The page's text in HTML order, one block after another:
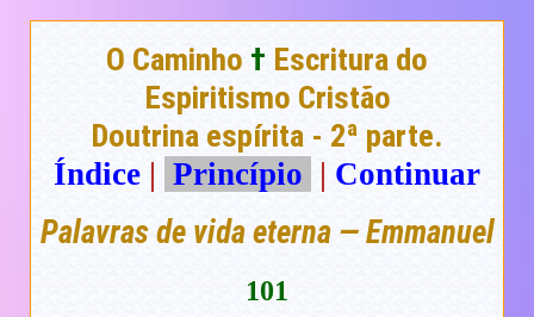
O Caminho † Escritura do
Espiritismo Cristão
Doutrina espírita - 2ª parte.
Índice | Princípio | Continuar
Palavras de vida eterna — Emmanuel
101